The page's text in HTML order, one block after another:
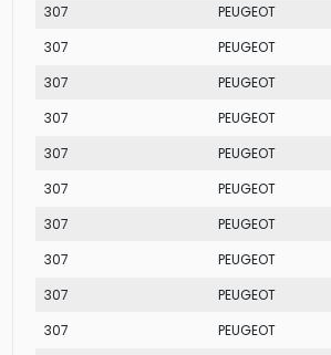
307
PEUGEOT
307
PEUGEOT
307
PEUGEOT
307
PEUGEOT
307
PEUGEOT
307
PEUGEOT
307
PEUGEOT
307
PEUGEOT
307
PEUGEOT
307
PEUGEOT